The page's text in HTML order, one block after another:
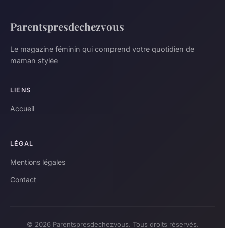
Parentspresdechezvous
Le magazine féminin qui comprend votre quotidien de
maman stylée
LIENS
Accueil
LÉGAL
Mentions légales
Contact
© 2026 Parentspresdechezvous. Tous droits réservés.